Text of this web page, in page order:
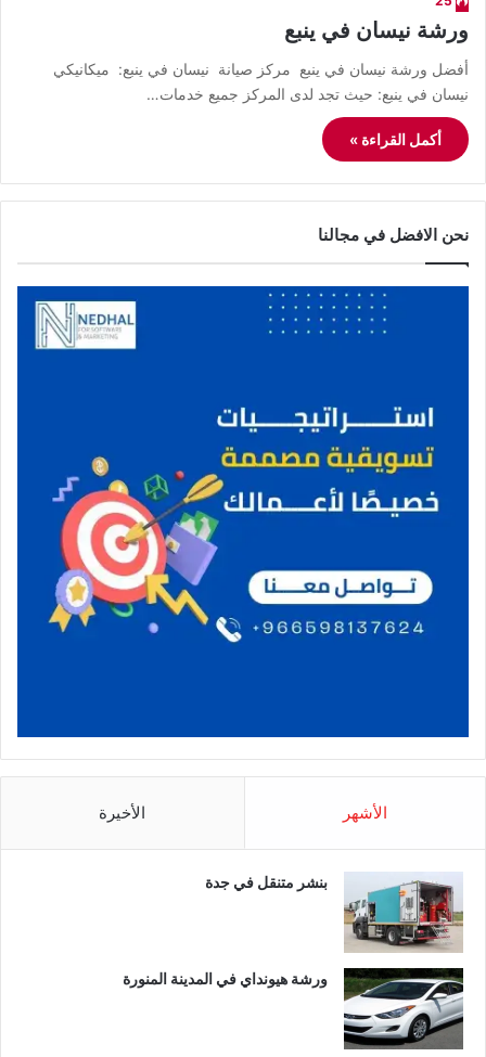
ورشة نيسان في ينبع
أفضل ورشة نيسان في ينبع مركز صيانة نيسان في ينبع: ميكانيكي
نيسان في ينبع: حيث تجد لدى المركز جميع خدمات…
أكمل القراءة »
نحن الافضل في مجالنا
الأشهر الأخيرة
بنشر متنقل في جدة
ورشة هيونداي في المدينة المنورة